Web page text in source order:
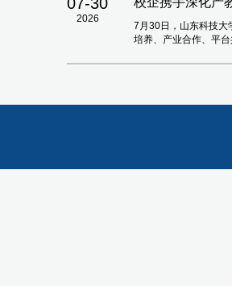
2026
7月30日，山东科技大
培养、产业合作、平